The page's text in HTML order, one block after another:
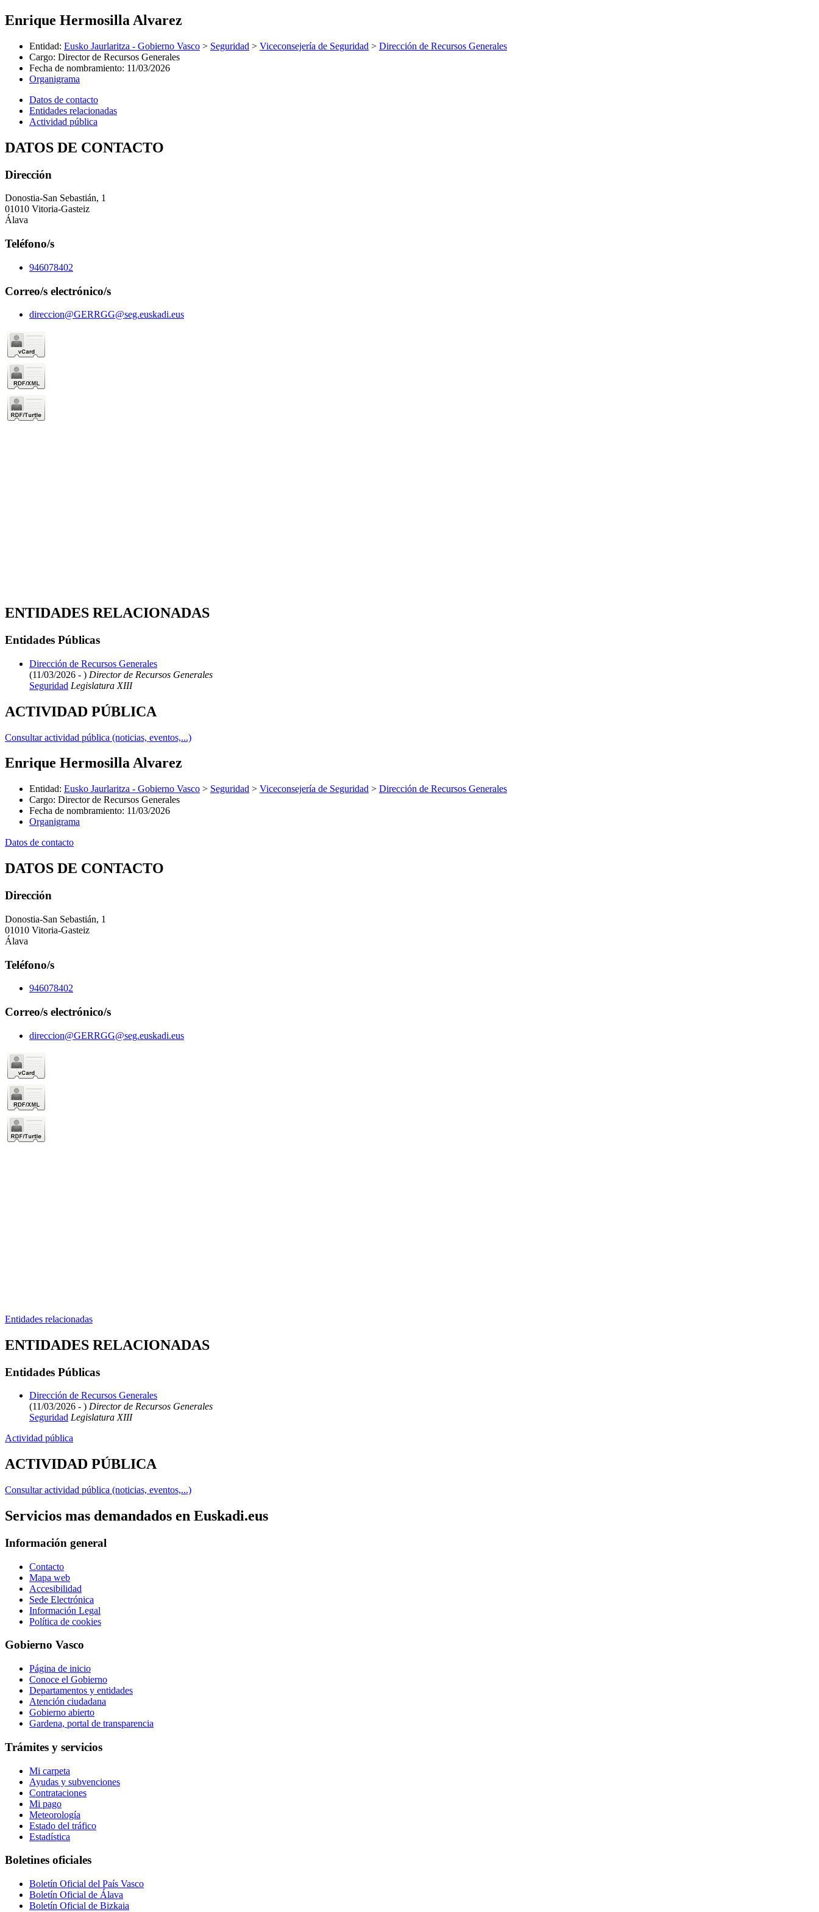
Enrique Hermosilla Alvarez
Entidad: Eusko Jaurlaritza - Gobierno Vasco > Seguridad > Viceconsejería de Seguridad > Dirección de Recursos Generales
Cargo: Director de Recursos Generales
Fecha de nombramiento: 11/03/2026
Organigrama
Datos de contacto
Entidades relacionadas
Actividad pública
DATOS DE CONTACTO
Dirección
Donostia-San Sebastián, 1
01010 Vitoria-Gasteiz
Álava
Teléfono/s
946078402
Correo/s electrónico/s
direccion@GERRGG@seg.euskadi.eus
ENTIDADES RELACIONADAS
Entidades Públicas
Dirección de Recursos Generales
(11/03/2026 - ) Director de Recursos Generales
Seguridad Legislatura XIII
ACTIVIDAD PÚBLICA
Consultar actividad pública (noticias, eventos,...)
Enrique Hermosilla Alvarez
Entidad: Eusko Jaurlaritza - Gobierno Vasco > Seguridad > Viceconsejería de Seguridad > Dirección de Recursos Generales
Cargo: Director de Recursos Generales
Fecha de nombramiento: 11/03/2026
Organigrama
Datos de contacto
DATOS DE CONTACTO
Dirección
Donostia-San Sebastián, 1
01010 Vitoria-Gasteiz
Álava
Teléfono/s
946078402
Correo/s electrónico/s
direccion@GERRGG@seg.euskadi.eus
Entidades relacionadas
ENTIDADES RELACIONADAS
Entidades Públicas
Dirección de Recursos Generales
(11/03/2026 - ) Director de Recursos Generales
Seguridad Legislatura XIII
Actividad pública
ACTIVIDAD PÚBLICA
Consultar actividad pública (noticias, eventos,...)
Servicios mas demandados en Euskadi.eus
Información general
Contacto
Mapa web
Accesibilidad
Sede Electrónica
Información Legal
Política de cookies
Gobierno Vasco
Página de inicio
Conoce el Gobierno
Departamentos y entidades
Atención ciudadana
Gobierno abierto
Gardena, portal de transparencia
Trámites y servicios
Mi carpeta
Ayudas y subvenciones
Contrataciones
Mi pago
Meteorología
Estado del tráfico
Estadística
Boletines oficiales
Boletín Oficial del País Vasco
Boletín Oficial de Álava
Boletín Oficial de Bizkaia